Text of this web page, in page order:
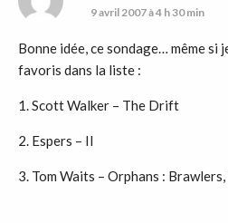
9 avril 2007 à 4 h 30 min
Bonne idée, ce sondage… même si
favoris dans la liste :
1. Scott Walker – The Drift
2. Espers – II
3. Tom Waits – Orphans :